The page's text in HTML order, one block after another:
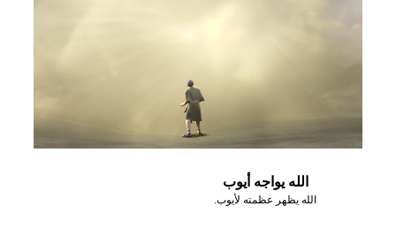
الله يواجه أيوب
الله يظهر عظمته لأيوب.